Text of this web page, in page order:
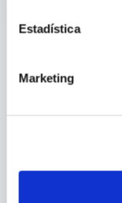
Estadística
Marketing